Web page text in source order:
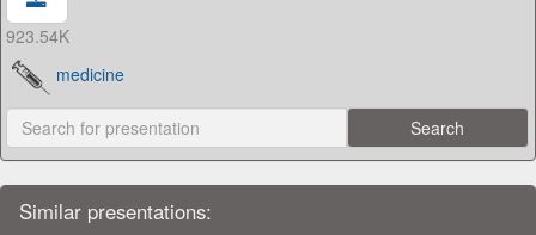
923.54K
medicine
Similar presentations: